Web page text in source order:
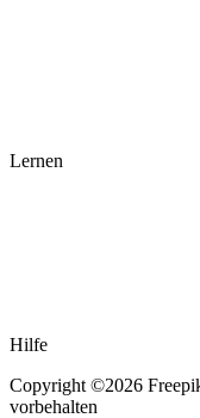
Lernen
Hilfe
Copyright ©2026
vorbehalten